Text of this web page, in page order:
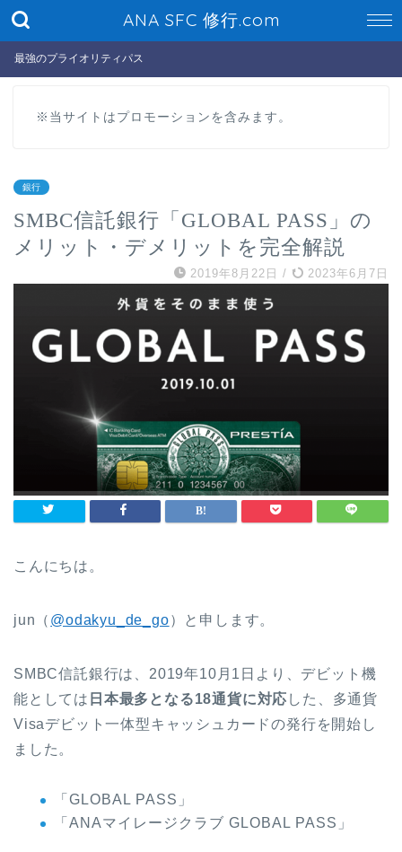
ANA SFC 修行.com
最強のプライオリティパス
※当サイトはプロモーションを含みます。
銀行
SMBC信託銀行「GLOBAL PASS」の
メリット・デメリットを完全解説
2019年8月22日 / 2023年6月7日
こんにちは。
jun（ @odakyu_de_go）と申します。
SMBC信託銀行は、2019年10月1日より、デビット機
能としては 日本最多となる18通貨に対応 した、多通貨
Visaデビット一体型キャッシュカードの発行を開始し
ました。
「GLOBAL PASS」
「ANAマイレージクラブ GLOBAL PASS」